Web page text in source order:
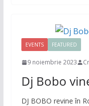
EVENTS FEATURED
9 noiembrie 2023
Dj Bobo
DJ BOBO revine în